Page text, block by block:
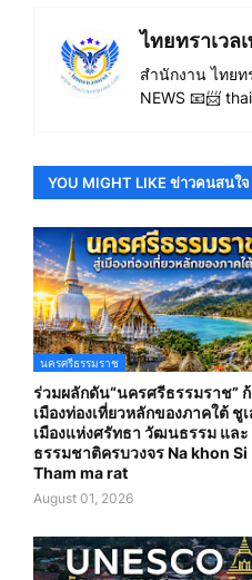
ไทยทราเวล
สำนักงาน ไทยท
NEWS 📧📨
YOU MIGHT LIKE ข่าวคนสนใจ
นครศรีธรรมราช
ร่วมผลักดัน“นครศรีธรรมราช”
เมืองท่องเที่ยวหลักของภาคใต้ ชู
เมืองแห่งศรัทธา วัฒนธรรม และ
ธรรมชาติครบวงจร Na khon Si
Tham ma rat
August 01, 2026